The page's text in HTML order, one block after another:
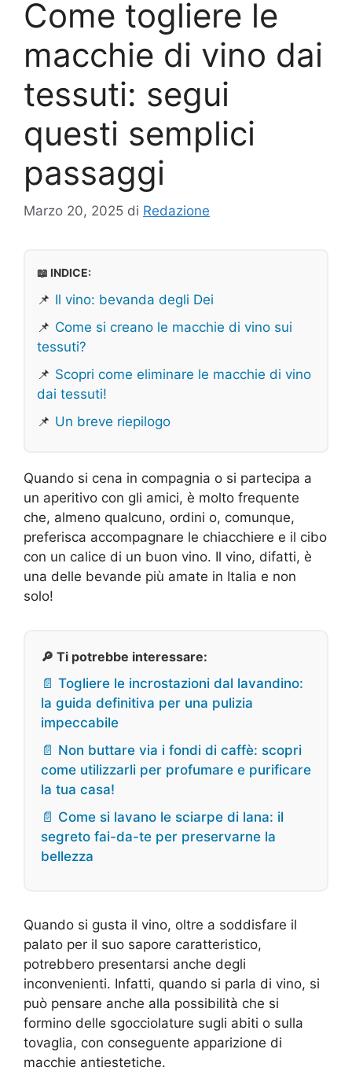
Come togliere le
macchie di vino dai
tessuti: segui
questi semplici
passaggi
Marzo 20, 2025 di Redazione
📖 INDICE:
📌 Il vino: bevanda degli Dei
📌 Come si creano le macchie di vino sui
tessuti?
📌 Scopri come eliminare le macchie di vino
dai tessuti!
📌 Un breve riepilogo
Quando si cena in compagnia o si partecipa a
un aperitivo con gli amici, è molto frequente
che, almeno qualcuno, ordini o, comunque,
preferisca accompagnare le chiacchiere e il cibo
con un calice di un buon vino. Il vino, difatti, è
una delle bevande più amate in Italia e non
solo!
🔎 Ti potrebbe interessare:
📄 Togliere le incrostazioni dal lavandino:
la guida definitiva per una pulizia
impeccabile
📄 Non buttare via i fondi di caffè: scopri
come utilizzarli per profumare e purificare
la tua casa!
📄 Come si lavano le sciarpe di lana: il
segreto fai-da-te per preservarne la
bellezza
Quando si gusta il vino, oltre a soddisfare il
palato per il suo sapore caratteristico,
potrebbero presentarsi anche degli
inconvenienti. Infatti, quando si parla di vino, si
può pensare anche alla possibilità che si
formino delle sgocciolature sugli abiti o sulla
tovaglia, con conseguente apparizione di
macchie antiestetiche.